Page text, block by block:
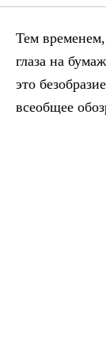
Тем
глаза на
это
всеобщее